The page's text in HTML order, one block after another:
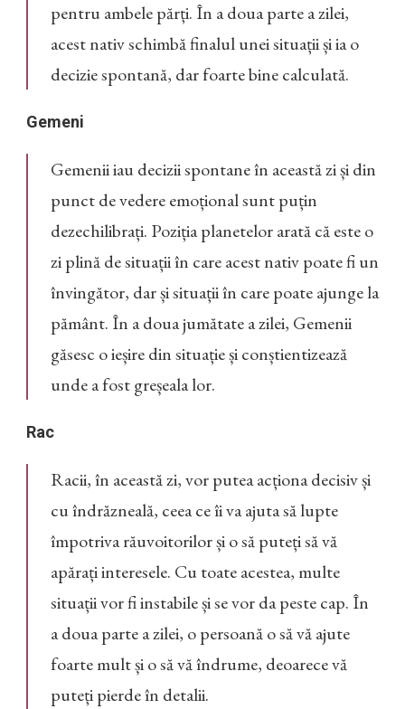
pentru ambele părți. În a doua parte a zilei,
acest nativ schimbă finalul unei situații și ia o
decizie spontană, dar foarte bine calculată.
Gemeni
Gemenii iau decizii spontane în această zi și din
punct de vedere emoțional sunt puțin
dezechilibrați. Poziția planetelor arată că este o
zi plină de situații în care acest nativ poate fi un
învingător, dar și situații în care poate ajunge la
pământ. În a doua jumătate a zilei, Gemenii
găsesc o ieșire din situație și conștientizează
unde a fost greșeala lor.
Rac
Racii, în această zi, vor putea acționa decisiv și
cu îndrăzneală, ceea ce îi va ajuta să lupte
împotriva răuvoitorilor și o să puteți să vă
apărați interesele. Cu toate acestea, multe
situații vor fi instabile și se vor da peste cap. În
a doua parte a zilei, o persoană o să vă ajute
foarte mult și o să vă îndrume, deoarece vă
puteți pierde în detalii.